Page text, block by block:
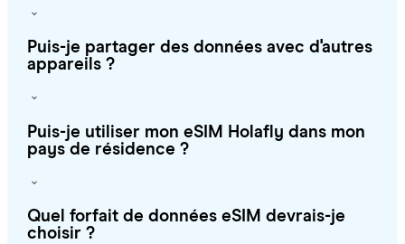
Puis-je partager des données avec d'autres
appareils ?
Puis-je utiliser mon eSIM Holafly dans mon
pays de résidence ?
Quel forfait de données eSIM devrais-je
choisir ?